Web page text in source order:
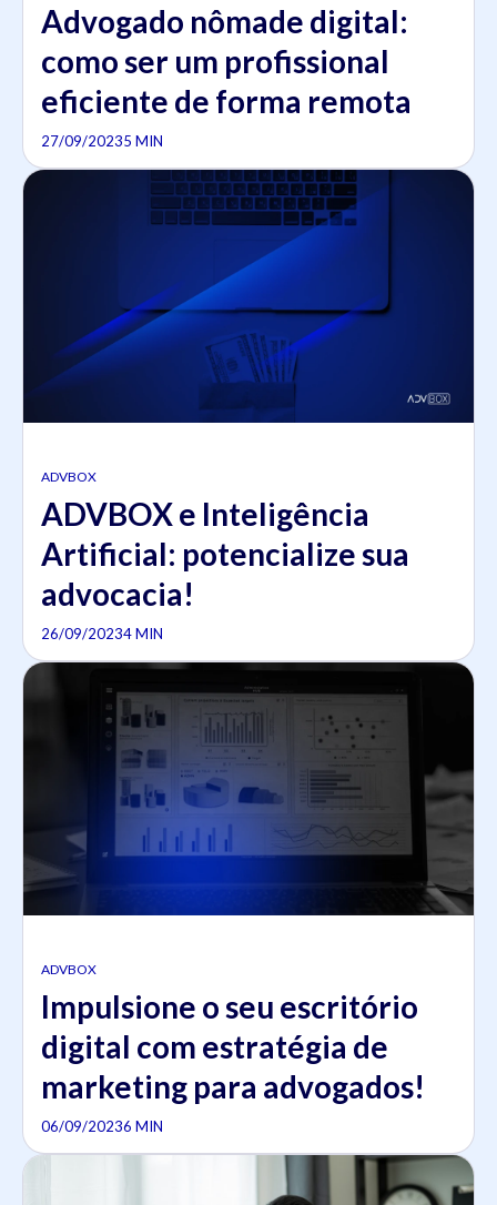
Advogado nômade digital:
como ser um profissional
eficiente de forma remota
27/09/20235 MIN
ADVBOX
ADVBOX e Inteligência
Artificial: potencialize sua
advocacia!
26/09/20234 MIN
ADVBOX
Impulsione o seu escritório
digital com estratégia de
marketing para advogados!
06/09/20236 MIN